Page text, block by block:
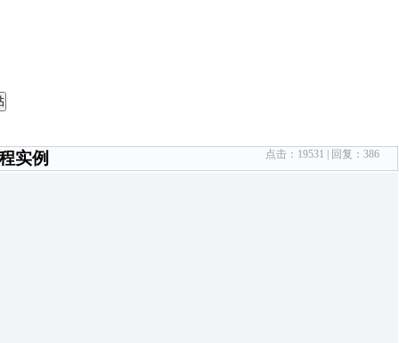
实例 点击： 19531 | 回复： 386